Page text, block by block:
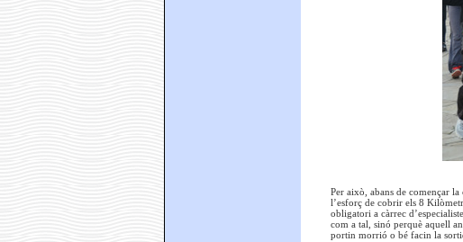
Per això, abans de començar
l’esforç de cobrir els 8
obligatori a càrrec
com a tal, sinó perquè aquell
portin morrió o bé facin la